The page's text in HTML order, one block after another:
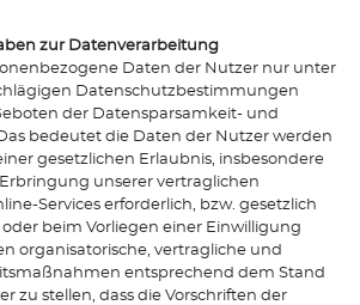
zur Datenverarbeitung
Daten der Nutzer nur unter
Datenschutzbestimmungen
der Datensparsamkeit- und
bedeutet die Daten der Nutzer werden
gesetzlichen Erlaubnis, insbesondere
unserer vertraglichen
Services erforderlich, bzw. gesetzlich
beim Vorliegen einer Einwilligung
organisatorische, vertragliche und
entsprechend dem Stand
zu stellen, dass die Vorschriften der